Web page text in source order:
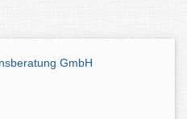
GmbH